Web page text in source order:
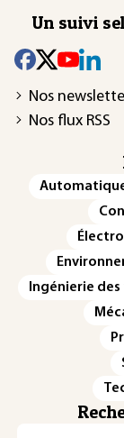
Un suivi
Nos
Nos flux RSS
Ingénierie